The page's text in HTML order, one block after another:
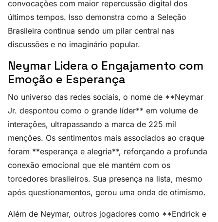
convocações com maior repercussão digital dos
últimos tempos. Isso demonstra como a Seleção
Brasileira continua sendo um pilar central nas
discussões e no imaginário popular.
Neymar Lidera o Engajamento com
Emoção e Esperança
No universo das redes sociais, o nome de **Neymar
Jr. despontou como o grande líder** em volume de
interações, ultrapassando a marca de 225 mil
menções. Os sentimentos mais associados ao craque
foram **esperança e alegria**, reforçando a profunda
conexão emocional que ele mantém com os
torcedores brasileiros. Sua presença na lista, mesmo
após questionamentos, gerou uma onda de otimismo.
Além de Neymar, outros jogadores como **Endrick e